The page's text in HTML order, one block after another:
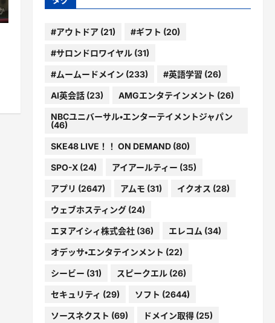
#アウトドア(21) #ギフト (20)
#サロンドロワイヤル(31)
#ムームードメイン (233) #英語学習 (26)
AI英会話(23) AMGエンタテインメント (26)
NBCユニバーサル・エンターテイメントジャパン
(46)
SKE48 LIVE！！ ON DEMAND(80)
SPO-X(24) アイアールティー (35)
アプリ (2647) アムモ (31) イクオス (28)
ウェブホスティング(24)
エヌアイシィ株式会社(36) エレコム (34)
オデッサ・エンタテインメント (22)
シービー (31) スピークエル(26)
セキュリティ (29) ソフト (2644)
ソースネクスト (69) ドメイン取得(25)